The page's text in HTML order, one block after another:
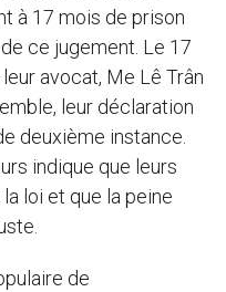
à 17 mois de prison
ce jugement. Le 17
avocat, Me Lê Trân
leur déclaration
deuxième instance.
indique que leurs
loi et que la peine
de